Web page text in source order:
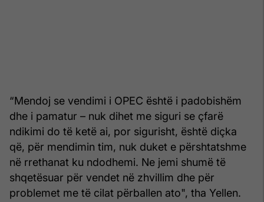
“Mendoj se vendimi i OPEC është i padobishëm
dhe i pamatur – nuk dihet me siguri se çfarë
ndikimi do të ketë ai, por sigurisht, është diçka
që, për mendimin tim, nuk duket e përshtatshme
në rrethanat ku ndodhemi. Ne jemi shumë të
shqetësuar për vendet në zhvillim dhe për
problemet me të cilat përballen ato", tha Yellen.